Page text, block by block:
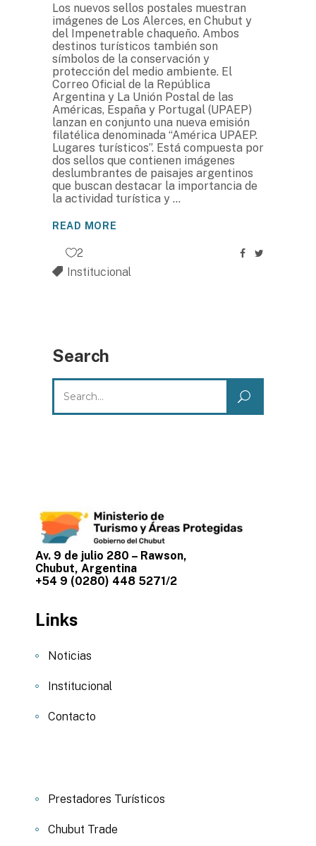
Los nuevos sellos postales muestran
imágenes de Los Alerces, en Chubut y
del Impenetrable chaqueño. Ambos
destinos turísticos también son
símbolos de la conservación y
protección del medio ambiente. El
Correo Oficial de la República
Argentina y La Unión Postal de las
Américas, España y Portugal (UPAEP)
lanzan en conjunto una nueva emisión
filatélica denominada “América UPAEP.
Lugares turísticos”. Está compuesta por
dos sellos que contienen imágenes
deslumbrantes de paisajes argentinos
que buscan destacar la importancia de
la actividad turística y
READ MORE
2
Institucional
Search
Search
for:
Av. 9 de julio 280 – Rawson,
Chubut, Argentina
+54 9 (0280) 448 5271/2
Links
Noticias
Institucional
Contacto
Prestadores Turísticos
Chubut Trade